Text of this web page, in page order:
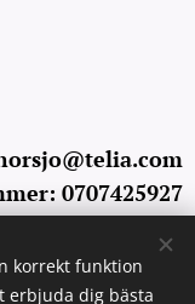
0707425927
korrekt funktion
erbjuda dig bästa